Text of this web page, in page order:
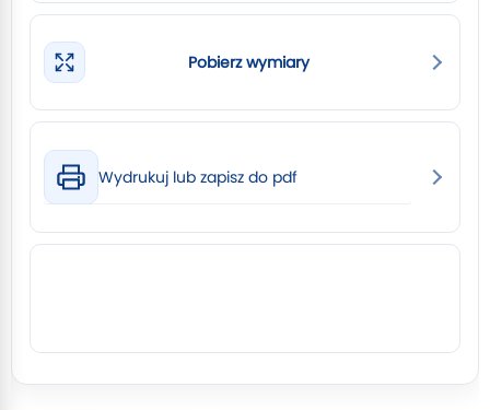
Pobierz wymiary
Wydrukuj lub zapisz do pdf